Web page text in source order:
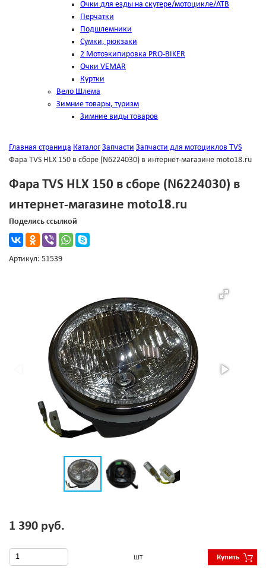
Очки для езды на скутере/мотоцикле/АТВ
Перчатки
Подшлемники
Сумки, рюкзаки
2 Мотоэкипировка PRO-BIKER
Очки VEMAR
Куртки
Вело Шлема
Зимние товары, туризм
Зимние виды товаров
Главная страница Каталог Запчасти Запчасти для мотоциклов TVS
Фара TVS HLX 150 в сборе (N6224030) в интернет-магазине moto18.ru
Фара TVS HLX 150 в сборе (N6224030) в
интернет-магазине moto18.ru
Поделись ссылкой
Артикул: 51539
1 390 руб.
шт Купить